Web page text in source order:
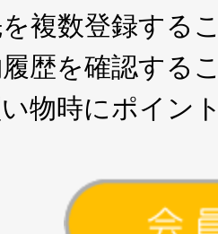
複数登録する
歴を確認する
物時にポイン